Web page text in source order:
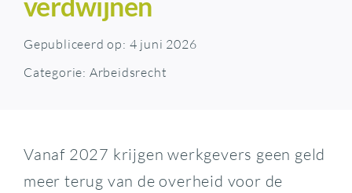
Gepubliceerd op: 4 juni 2026
Categorie: Arbeidsrecht
Vanaf 2027 krijgen werkgevers geen geld
meer terug van de overheid voor de